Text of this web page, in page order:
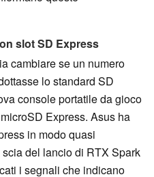
slot SD Express
cambiare se un numero
lo standard SD
console portatile da gioco
Express. Asus ha
in modo quasi
del lancio di RTX Spark
i segnali che indicano